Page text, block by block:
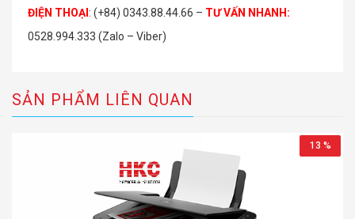
ĐIỆN THOẠI : (+84) 0343.88.44.66 – TƯ VẤN NHANH :
0528.994.333 (Zalo – Viber)
SẢN PHẨM LIÊN QUAN
13 %